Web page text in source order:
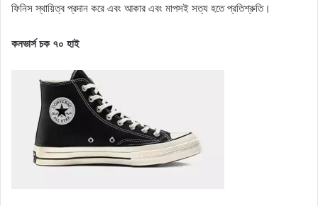
ফিনিস স্থায়িত্ব প্রদান করে এবং আকার এবং মাপসই সত্য হতে প্রতিশ্রুতি।
কনভার্স চক ৭০ হাই